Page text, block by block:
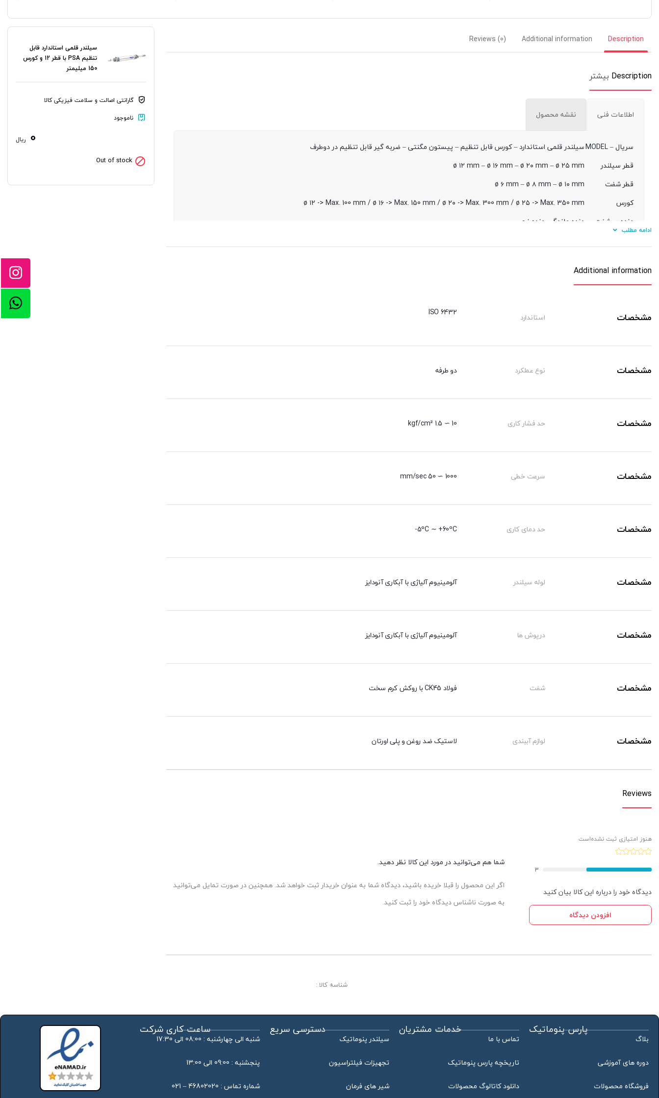
Description
Additional information
Reviews (0)
Description بیشتر
اطلاعات فنی نقشه محصول
سریال – MODEL
سیلندر قلمی استاندارد – کورس قابل تنظیم – پیستون مگنتی – ضربه گیر قابل تنظیم در دوطرف
قطر سیلندر
ø ۱۲ mm – ø ۱۶ mm – ø ۲۰ mm – ø ۲۵ mm
قطر شفت
ø ۶ mm – ø ۸ mm – ø ۱۰ mm
کورس
ø ۱۲ -> Max. 100 mm / ø ۱۶ -> Max. 150 mm / ø ۲۰ -> Max. 300 mm / ø ۲۵ -> Max. 350 mm
دنده سرشفت
دنده ماندگی ,دنده نری
تعداد سنسور
یک عدد ,دو عدد
ادامه مطلب
Additional information
مشخصات استاندارد ISO 6432
مشخصات نوع عملکرد دو طرفه
مشخصات حد فشار کاری 10 ∼ 1.5 kgf/cm²
مشخصات سرعت خطی 1000 ∼ 50 mm/sec
مشخصات حد دمای کاری 5ºC ∼ +60ºC-
مشخصات لوله سیلندر آلومینیوم آلیاژی با آبکاری آنودایز
مشخصات درپوش ها آلومینیوم آلیاژی با آبکاری آنودایز
مشخصات شفت فولاد CK45 با روکش کرم سخت
مشخصات لوازم آببندی لاستیک ضد روغن و پلی اورتان
Reviews
هنوز امتیازی ثبت نشده‌است
3
دیدگاه خود را درباره این کالا بیان کنید
افزودن دیدگاه
شما هم می‌توانید در مورد این کالا نظر دهید.
اگر این محصول را قبلا خریده باشید، دیدگاه شما به عنوان خریدار ثبت خواهد شد. همچنین در صورت تمایل می‌توانید
به صورت ناشناس دیدگاه خود را ثبت کنید.
سیلندر قلمی استاندارد قابل
تنظیم PSA با قطر 12 و کورس
150 میلیمتر
گارانتی اصالت و سلامت فیزیکی کالا
ناموجود
0 ریال
Out of stock
شناسه کالا :
پارس پنوماتیک
بلاگ
دوره های آموزشی
فروشگاه محصولات
خدمات مشتریان
تماس با ما
تاریخچه پارس پنوماتیک
دانلود کاتالوگ محصولات
دسترسی سریع
سیلندر پنوماتیک
تجهیزات فیلتراسیون
شیر های فرمان
ساعت کاری شرکت
شنبه الی چهارشنبه : 08:00 الی 17:30
پنجشنبه : 09:00 الی 13:00
شماره تماس : 46802020 – 021